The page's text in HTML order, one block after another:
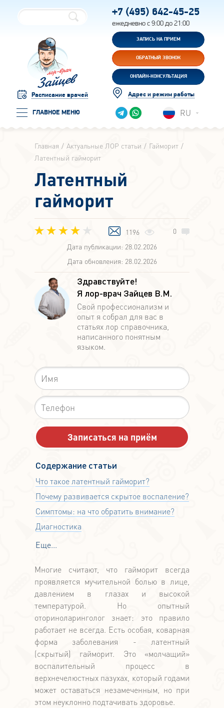
Расписание врачей
ГЛАВНОЕ МЕНЮ
+7 (495) 642-45-25
ежедневно с 9:00 до 21:00
ЗАПИСЬ НА ПРИЕМ
ОБРАТНЫЙ ЗВОНОК
ОНЛАЙН-КОНСУЛЬТАЦИЯ
Адрес и режим работы
RU
Главная Актуальные ЛОР статьи
Гайморит
Латентный гайморит
Латентный
гайморит
Дата публикации: 28.02.2026
Дата обновления: 28.02.2026
1196 0
Содержание статьи
Что такое латентный гайморит?
Почему развивается скрытое воспаление?
Симптомы: на что обратить внимание?
Диагностика
Еще...
Здравствуйте!
Я лор-врач Зайцев В.М.
Свой профессионализм и
опыт я собрал для вас в
статьях лор справочника,
написанного понятным
языком.
Многие считают, что гайморит всегда
проявляется мучительной болью в лице,
давлением в глазах и высокой
температурой. Но опытный
оториноларинголог знает: это правило
работает не всегда. Есть особая, коварная
форма заболевания - латентный
(скрытый) гайморит. Это «молчащий»
воспалительный процесс в
верхнечелюстных пазухах, который годами
может оставаться незамеченным, но при
этом неуклонно подтачивать здоровье.